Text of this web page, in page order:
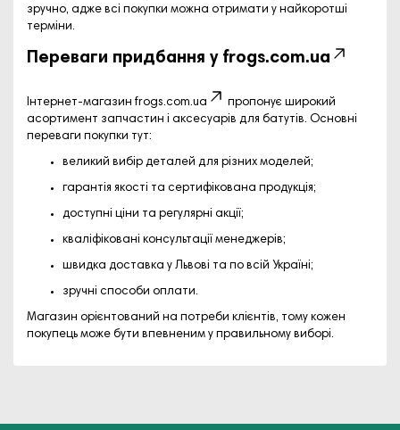
зручно, адже всі покупки можна отримати у найкоротші
терміни.
Переваги придбання у frogs.com.ua
Інтернет-магазин frogs.com.ua
пропонує широкий
асортимент запчастин і аксесуарів для батутів. Основні
переваги покупки тут:
великий вибір деталей для різних моделей;
гарантія якості та сертифікована продукція;
доступні ціни та регулярні акції;
кваліфіковані консультації менеджерів;
швидка доставка у Львові та по всій Україні;
зручні способи оплати.
Магазин орієнтований на потреби клієнтів, тому кожен
покупець може бути впевненим у правильному виборі.